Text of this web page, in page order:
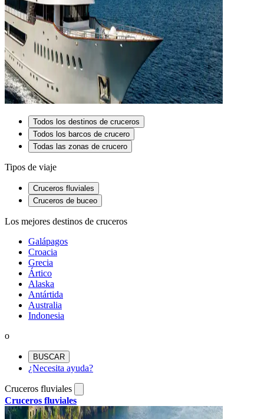
Todos los destinos de cruceros
Todos los barcos de crucero
Todas las zonas de crucero
Tipos de viaje
Cruceros fluviales
Cruceros de buceo
Los mejores destinos de cruceros
Galápagos
Croacia
Grecia
Ártico
Alaska
Antártida
Australia
Indonesia
o
BUSCAR
¿Necesita ayuda?
Cruceros fluviales
Cruceros fluviales